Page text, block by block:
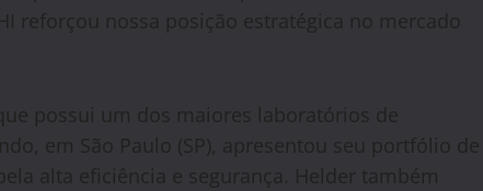
reforçou nossa posição estratégica no mercado
possui um dos maiores laboratórios de
em São Paulo (SP), apresentou seu portfólio de
alta eficiência e segurança. Helder também